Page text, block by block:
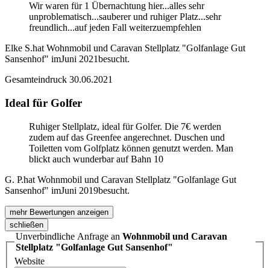
Wir waren für 1 Übernachtung hier...alles sehr
unproblematisch...sauberer und ruhiger Platz...sehr
freundlich...auf jeden Fall weiterzuempfehlen
Elke S.hat Wohnmobil und Caravan Stellplatz "Golfanlage Gut
Sansenhof" imJuni 2021besucht.
Gesamteindruck 30.06.2021
Ideal für Golfer
Ruhiger Stellplatz, ideal für Golfer. Die 7€ werden
zudem auf das Greenfee angerechnet. Duschen und
Toiletten vom Golfplatz können genutzt werden. Man
blickt auch wunderbar auf Bahn 10
G. P.hat Wohnmobil und Caravan Stellplatz "Golfanlage Gut
Sansenhof" imJuni 2019besucht.
mehr Bewertungen anzeigen
schließen
Unverbindliche Anfrage an Wohnmobil und Caravan
Stellplatz "Golfanlage Gut Sansenhof"
Website